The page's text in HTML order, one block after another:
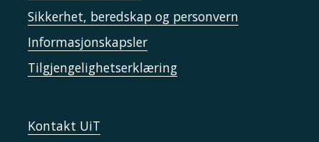
Sikkerhet, beredskap og personvern
Informasjonskapsler
Tilgjengelighetserklæring
Kontakt UiT